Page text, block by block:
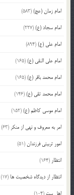
امام زمان (عج)(583)
امام سجاد (ع)(227)
امام علی (ع)(894)
امام علی النقی (ع)(165)
امام محمد باقر (ع)(165)
امام محمد تقی (ع)(146)
امام موسی کاظم (ع)(152)
امر به معروف و نهی از منکر (63)
امور تربیتی فرزندان(51)
انتظار (164)
انتظار از دیدگاه شخصیت ها (17)